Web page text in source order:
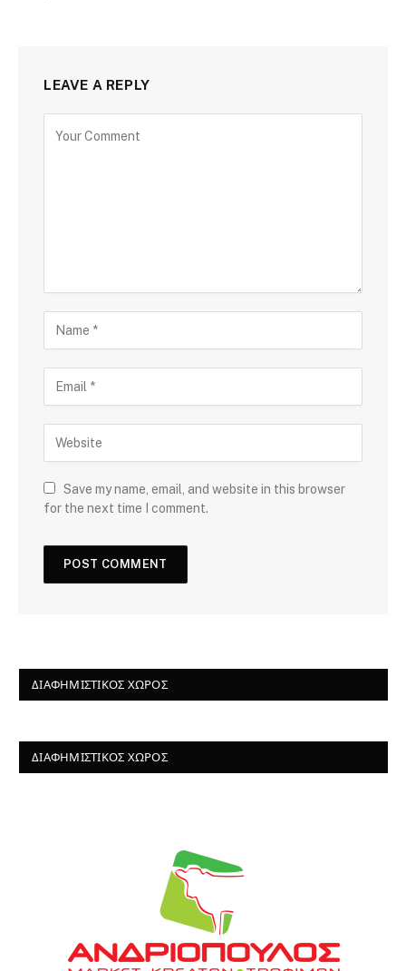
LEAVE A REPLY
Save my name, email, and website in this browser
for the next time I comment.
ΔΙΑΦΗΜΙΣΤΙΚΌΣ ΧΏΡΟΣ
ΔΙΑΦΗΜΙΣΤΙΚΌΣ ΧΏΡΟΣ